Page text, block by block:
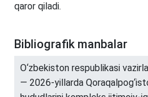
qaror qiladi.
Bibliografik manbalar
O‘zbekiston respublikasi
— 2026-yillarda